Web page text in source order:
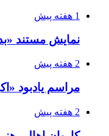
1 هفته پیش
نمایش مستند
2 هفته پیش
مراسم یادبود
2 هفته پیش